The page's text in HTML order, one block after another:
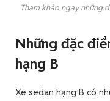
Tham khảo ngay những
Những đặc
hạng B
Xe sedan hạng B có